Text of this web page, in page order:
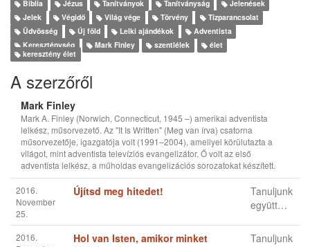
Biblia Jézus Tanítványok Tanítványság
Jelenések
Jelek
Végidő Világ vége Törvény
Tízparancsolat
Üdvösség
Új föld Lelki ajándékok
Adventista
Kereszténység
Mark Finley szentlélek
élet
keresztény élet
A szerzőről